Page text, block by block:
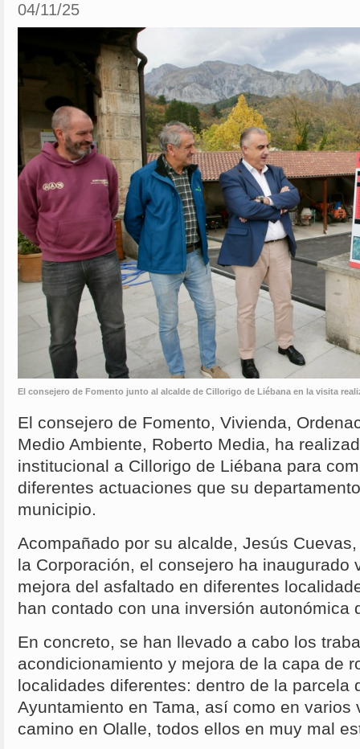
04/11/25
El consejero de Fomento junto al alcalde de Cillorigo de Liébana en la visita
El consejero de Fomento, Vivienda,
Medio Ambiente, Roberto Media, ha
institucional a Cillorigo de Liébana para
diferentes actuaciones que su
municipio.
Acompañado por su alcalde, Jesús
la Corporación, el consejero ha inaugurado
mejora del asfaltado en diferentes
han contado con una inversión autonómica
En concreto, se han llevado a cabo los
acondicionamiento y mejora de la capa de
localidades diferentes: dentro de la parcela
Ayuntamiento en Tama, así como en varios
camino en Olalle, todos ellos en muy mal